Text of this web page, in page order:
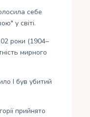
себе
у світі.
роки (1904–
мирного
I був убитий
прийнято